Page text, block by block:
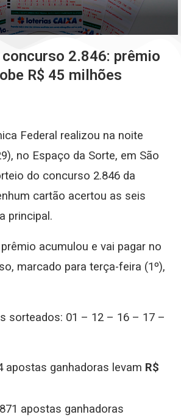
concurso 2.846: prêmio
R$ 45 milhões
Federal realizou na noite
no Espaço da Sorte, em São
do concurso 2.846 da
cartão acertou as seis
principal.
acumulou e vai pagar no
marcado para terça-feira (1º),
sorteados: 01 – 12 – 16 – 17 –
apostas ganhadoras levam R$
apostas ganhadoras